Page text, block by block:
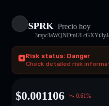
SPRK Precio hoy
Risk status: Danger
Check detailed risk
$0.001106 0.61%